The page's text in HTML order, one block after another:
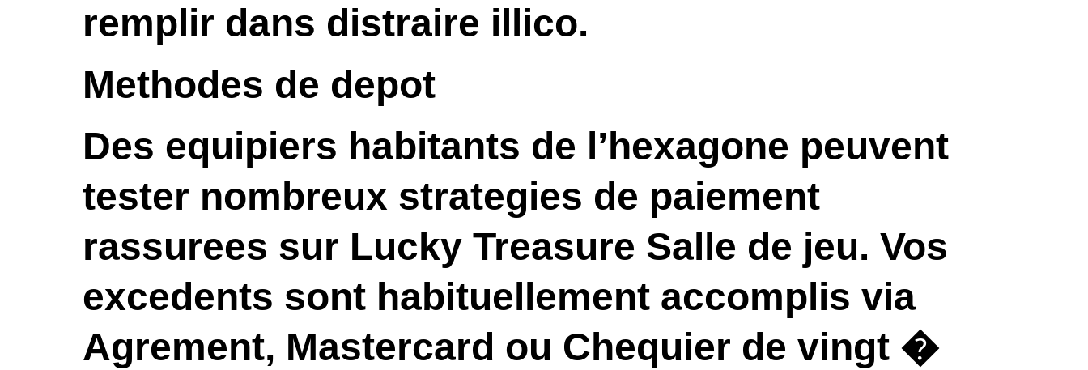
remplir dans distraire illico.
Methodes de depot
Des equipiers habitants de l’hexagone peuvent
tester nombreux strategies de paiement
rassurees sur Lucky Treasure Salle de jeu. Vos
excedents sont habituellement accomplis via
Agrement, Mastercard ou Chequier de vingt �